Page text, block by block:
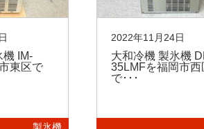
機 IM-
東区で
2022年11月24日
大和冷機 製氷機
35LMFを福岡市西
で･･･